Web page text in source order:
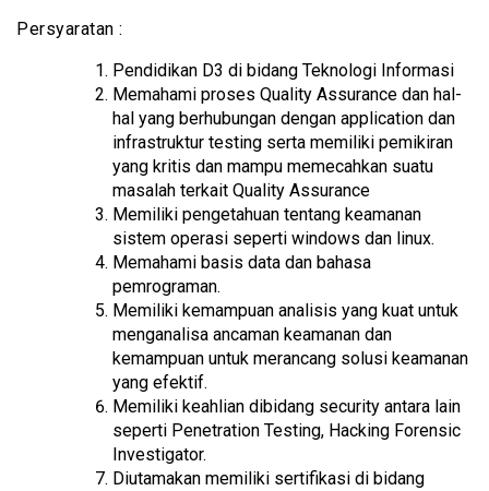
Persyaratan :
Pendidikan D3 di bidang Teknologi Informasi
Memahami proses Quality Assurance dan hal-
hal yang berhubungan dengan application dan
infrastruktur testing serta memiliki pemikiran
yang kritis dan mampu memecahkan suatu
masalah terkait Quality Assurance
Memiliki pengetahuan tentang keamanan
sistem operasi seperti windows dan linux.
Memahami basis data dan bahasa
pemrograman.
Memiliki kemampuan analisis yang kuat untuk
menganalisa ancaman keamanan dan
kemampuan untuk merancang solusi keamanan
yang efektif.
Memiliki keahlian dibidang security antara lain
seperti Penetration Testing, Hacking Forensic
Investigator.
Diutamakan memiliki sertifikasi di bidang